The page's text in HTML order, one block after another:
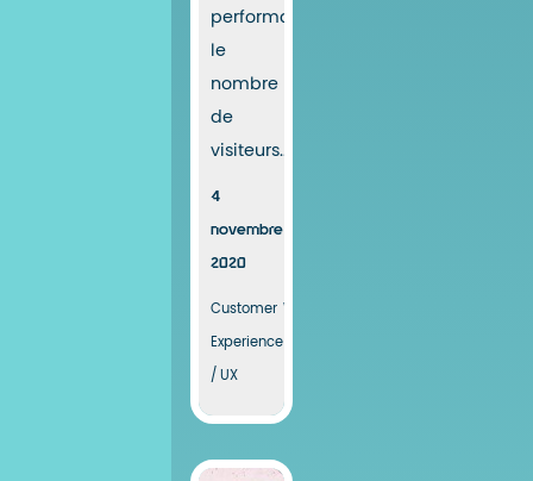
performances,
le
nombre
de
visiteurs...
4
novembre
2020
Customer
Experience
/ UX
Webperformance